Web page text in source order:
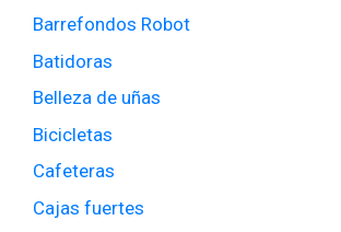
Barrefondos Robot
Batidoras
Belleza de uñas
Bicicletas
Cafeteras
Cajas fuertes